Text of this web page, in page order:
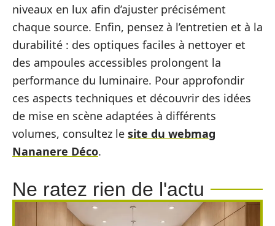
niveaux en lux afin d’ajuster précisément
chaque source. Enfin, pensez à l’entretien et à la
durabilité : des optiques faciles à nettoyer et
des ampoules accessibles prolongent la
performance du luminaire. Pour approfondir
ces aspects techniques et découvrir des idées
de mise en scène adaptées à différents
volumes, consultez le site du webmag
Nananere Déco.
Ne ratez rien de l'actu